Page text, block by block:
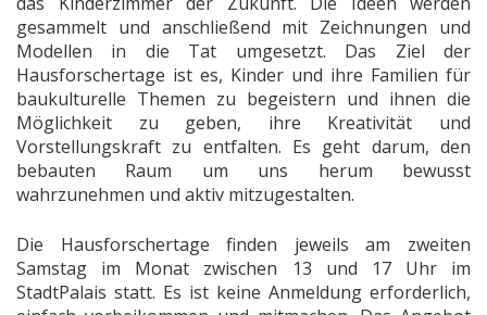
gesammelt und anschließend mit Zeichnungen und
Modellen in die Tat umgesetzt. Das Ziel der
Hausforschertage ist es, Kinder und ihre Familien für
baukulturelle Themen zu begeistern und ihnen die
Möglichkeit zu geben, ihre Kreativität und
Vorstellungskraft zu entfalten. Es geht darum, den
bebauten Raum um uns herum bewusst
wahrzunehmen und aktiv mitzugestalten.
Die Hausforschertage finden jeweils am zweiten
Samstag im Monat zwischen 13 und 17 Uhr im
StadtPalais statt. Es ist keine Anmeldung erforderlich,